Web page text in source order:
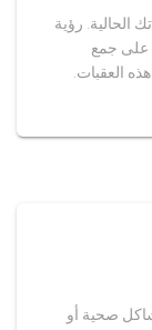
الحالية. رؤية
على جمع
العقبات.
صحية أو